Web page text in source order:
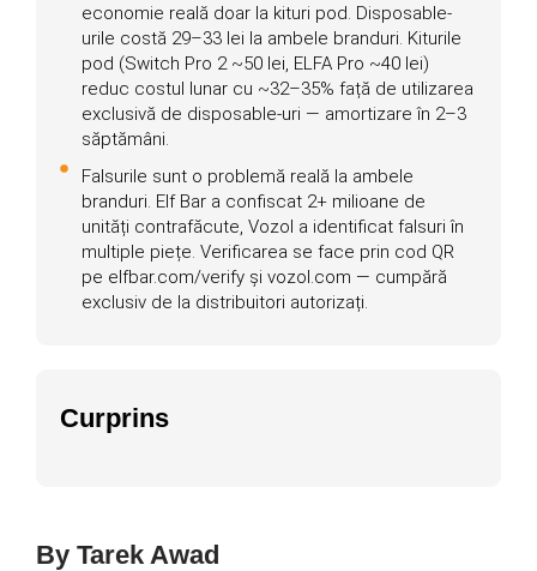
economie reală doar la kituri pod. Disposable-
urile costă 29–33 lei la ambele branduri. Kiturile
pod (Switch Pro 2 ~50 lei, ELFA Pro ~40 lei)
reduc costul lunar cu ~32–35% față de utilizarea
exclusivă de disposable-uri — amortizare în 2–3
săptămâni.
Falsurile sunt o problemă reală la ambele
branduri. Elf Bar a confiscat 2+ milioane de
unități contrafăcute, Vozol a identificat falsuri în
multiple piețe. Verificarea se face prin cod QR
pe elfbar.com/verify și vozol.com — cumpără
exclusiv de la distribuitori autorizați.
Curprins
By Tarek Awad